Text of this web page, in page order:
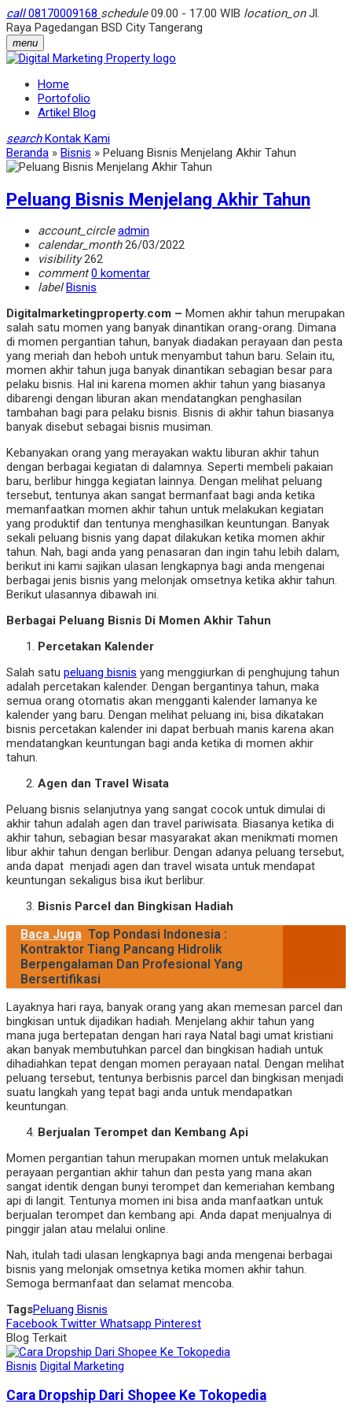
call08170009168 schedule09.00 - 17.00 WIB location_onJl.
Raya Pagedangan BSD City Tangerang
menu
Home
Portofolio
Artikel Blog
search Kontak Kami
Beranda » Bisnis » Peluang Bisnis Menjelang Akhir Tahun
Peluang Bisnis Menjelang Akhir Tahun
account_circle admin
calendar_month26/03/2022
visibility262
comment 0 komentar
label Bisnis
Digitalmarketingproperty.com – Momen akhir tahun merupakan
salah satu momen yang banyak dinantikan orang-orang. Dimana
di momen pergantian tahun, banyak diadakan perayaan dan pesta
yang meriah dan heboh untuk menyambut tahun baru. Selain itu,
momen akhir tahun juga banyak dinantikan sebagian besar para
pelaku bisnis. Hal ini karena momen akhir tahun yang biasanya
dibarengi dengan liburan akan mendatangkan penghasilan
tambahan bagi para pelaku bisnis. Bisnis di akhir tahun biasanya
banyak disebut sebagai bisnis musiman.
Kebanyakan orang yang merayakan waktu liburan akhir tahun
dengan berbagai kegiatan di dalamnya. Seperti membeli pakaian
baru, berlibur hingga kegiatan lainnya. Dengan melihat peluang
tersebut, tentunya akan sangat bermanfaat bagi anda ketika
memanfaatkan momen akhir tahun untuk melakukan kegiatan
yang produktif dan tentunya menghasilkan keuntungan. Banyak
sekali peluang bisnis yang dapat dilakukan ketika momen akhir
tahun. Nah, bagi anda yang penasaran dan ingin tahu lebih dalam,
berikut ini kami sajikan ulasan lengkapnya bagi anda mengenai
berbagai jenis bisnis yang melonjak omsetnya ketika akhir tahun.
Berikut ulasannya dibawah ini.
Berbagai Peluang Bisnis Di Momen Akhir Tahun
Percetakan Kalender
Salah satu peluang bisnis yang menggiurkan di penghujung tahun
adalah percetakan kalender. Dengan bergantinya tahun, maka
semua orang otomatis akan mengganti kalender lamanya ke
kalender yang baru. Dengan melihat peluang ini, bisa dikatakan
bisnis percetakan kalender ini dapat berbuah manis karena akan
mendatangkan keuntungan bagi anda ketika di momen akhir
tahun.
Agen dan Travel Wisata
Peluang bisnis selanjutnya yang sangat cocok untuk dimulai di
akhir tahun adalah agen dan travel pariwisata. Biasanya ketika di
akhir tahun, sebagian besar masyarakat akan menikmati momen
libur akhir tahun dengan berlibur. Dengan adanya peluang tersebut,
anda dapat menjadi agen dan travel wisata untuk mendapat
keuntungan sekaligus bisa ikut berlibur.
Bisnis Parcel dan Bingkisan Hadiah
Baca Juga Top Pondasi Indonesia :
Kontraktor Tiang Pancang Hidrolik
Berpengalaman Dan Profesional Yang
Bersertifikasi
Layaknya hari raya, banyak orang yang akan memesan parcel dan
bingkisan untuk dijadikan hadiah. Menjelang akhir tahun yang
mana juga bertepatan dengan hari raya Natal bagi umat kristiani
akan banyak membutuhkan parcel dan bingkisan hadiah untuk
dihadiahkan tepat dengan momen perayaan natal. Dengan melihat
peluang tersebut, tentunya berbisnis parcel dan bingkisan menjadi
suatu langkah yang tepat bagi anda untuk mendapatkan
keuntungan.
Berjualan Terompet dan Kembang Api
Momen pergantian tahun merupakan momen untuk melakukan
perayaan pergantian akhir tahun dan pesta yang mana akan
sangat identik dengan bunyi terompet dan kemeriahan kembang
api di langit. Tentunya momen ini bisa anda manfaatkan untuk
berjualan terompet dan kembang api. Anda dapat menjualnya di
pinggir jalan atau melalui online.
Nah, itulah tadi ulasan lengkapnya bagi anda mengenai berbagai
bisnis yang melonjak omsetnya ketika momen akhir tahun.
Semoga bermanfaat dan selamat mencoba.
TagsPeluang Bisnis
Facebook Twitter Whatsapp Pinterest
Blog Terkait
Bisnis Digital Marketing
Cara Dropship Dari Shopee Ke Tokopedia